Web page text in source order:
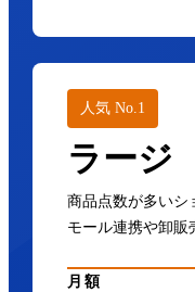
人気 No.1
ラージ
商品点数が多いシ
モール連携や卸販
月額